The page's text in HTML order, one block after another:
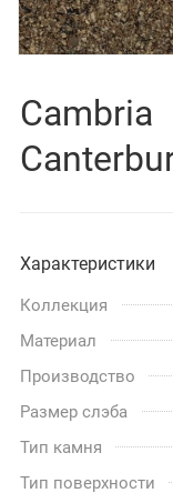
Cambria
Характеристики
Коллекция
Материал
Производство
Размер слэба
Тип камня
Тип поверхности